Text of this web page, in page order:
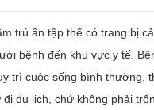
trú ẩn tập thể có trang bị
bệnh đến khu vực y tế.
trì cuộc sống bình thường,
du lịch, chứ không phải